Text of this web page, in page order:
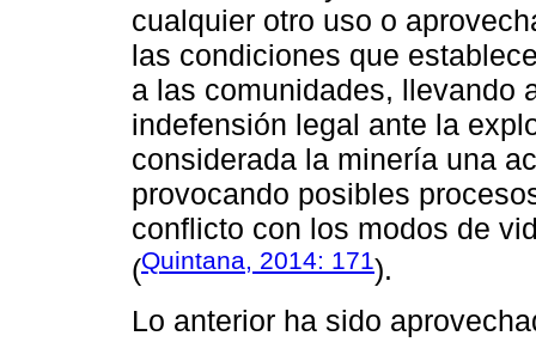
cualquier otro uso o
las condiciones que
a las comunidades, llevando
indefensión legal ante la
considerada la minería una
provocando posibles
conflicto con los modos de
(Quintana, 2014: 171).
Lo anterior ha sido